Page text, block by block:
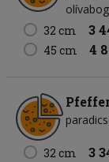
32 cm
3
45 cm 4
32 cm 3